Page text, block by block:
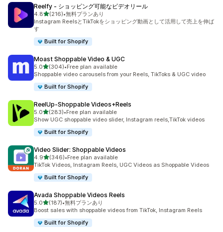
Reelfy ‑ ショッピング可能なビデオリール
4.85つ星中
(216)
合計レビュー数：216件
•無料プランあり
Instagram ReelsとTikTokをショッピング動画として活用して売上を伸ば
す
Built for Shopify
Moast Shoppable Video & UGC
5.05つ星中
(304)
合計レビュー数：304件
•Free plan available
Shoppable video carousels from your Reels, TikToks & UGC video
Built for Shopify
ReelUp‑Shoppable Videos+Reels
5.05つ星中
(283)
合計レビュー数：283件
•Free plan available
Show UGC shoppable video slider, Instagram reels,TikTok videos
Built for Shopify
Video Slider: Shoppable Videos
4.95つ星中
(346)
合計レビュー数：346件
•Free plan available
TikTok Videos, Instagram Reels, UGC Videos as Shoppable Videos
Built for Shopify
Avada Shoppable Videos Reels
5.05つ星中
(187)
合計レビュー数：187件
•無料プランあり
Boost sales with shoppable videos from TikTok, Instagram Reels
Built for Shopify